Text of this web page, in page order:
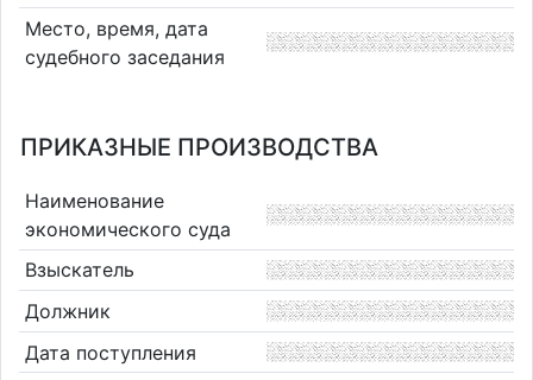
Место, время, дата
судебного заседания
ПРИКАЗНЫЕ ПРОИЗВОДСТВА
Наименование
экономического суда
Взыскатель
Должник
Дата поступления